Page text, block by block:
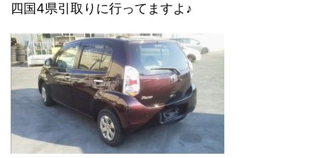
四国4県引取りに行ってますよ♪